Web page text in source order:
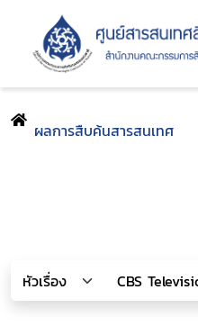
ผลการสืบค้นสารสนเทศ